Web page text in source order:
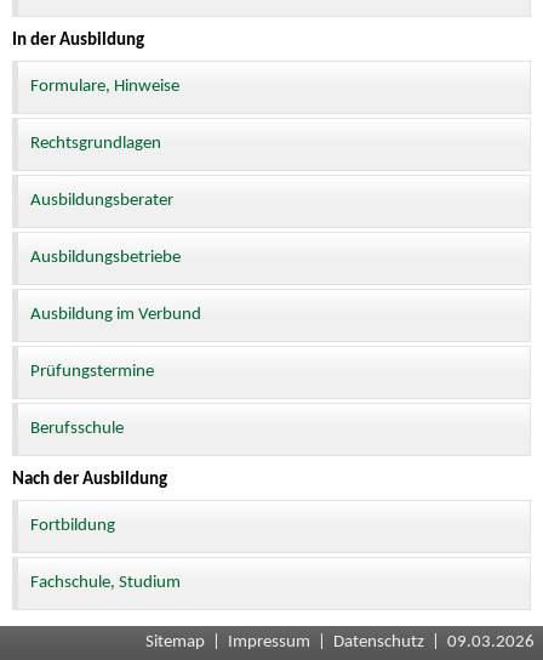
In der Ausbildung
Formulare, Hinweise
Rechtsgrundlagen
Ausbildungsberater
Ausbildungsbetriebe
Ausbildung im Verbund
Prüfungstermine
Berufsschule
Nach der Ausbildung
Fortbildung
Fachschule, Studium
Sitemap Impressum Datenschutz | 09.03.2026